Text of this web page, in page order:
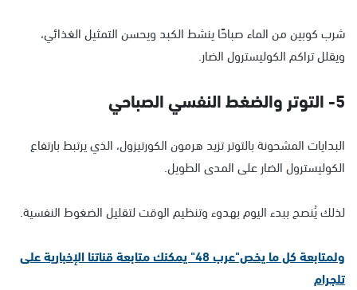
شرب كوبين من الماء صباحًا ينشط الكبد ويحسن التمثيل الغذائي،
ويقلل تراكم الكوليسترول الضار.
5- التوتر والضغط النفسي الصباحي
البدايات المشحونة بالتوتر تزيد هرمون الكورتيزول، الذي يرتبط بارتفاع
الكوليسترول الضار على المدى الطويل.
لذلك يُنصح ببدء اليوم بهدوء وتنظيم الوقت لتقليل الضغوط النفسية.
ولمتابعة كل ما يخص"عرب 48" يمكنك متابعة قناتنا الإخبارية على
تلجرام